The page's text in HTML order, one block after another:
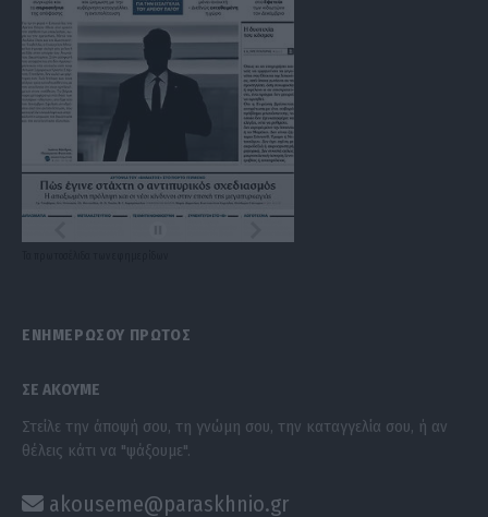
ΕΝΗΜΕΡΩΣΟΥ ΠΡΩΤΟΣ
ΣΕ ΑΚΟΥΜΕ
Στείλε την άποψή σου, τη γνώμη σου, την καταγγελία σου, ή αν
θέλεις κάτι να "ψάξουμε".
akouseme@paraskhnio.gr